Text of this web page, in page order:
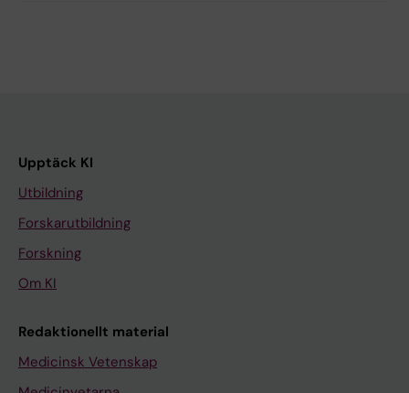
Upptäck KI
Utbildning
Forskarutbildning
Forskning
Om KI
Redaktionellt material
Medicinsk Vetenskap